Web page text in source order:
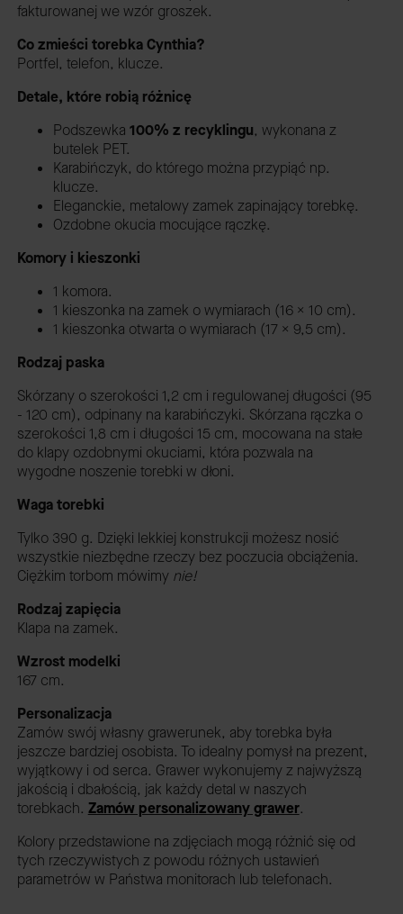
fakturowanej we wzór groszek.
Co zmieści torebka Cynthia?
Portfel, telefon, klucze.
Detale, które robią różnicę
Podszewka 100% z recyklingu, wykonana z
butelek PET.
Karabińczyk, do którego można przypiąć np.
klucze.
Eleganckie, metalowy zamek zapinający torebkę.
Ozdobne okucia mocujące rączkę.
Komory i kieszonki
1 komora.
1 kieszonka na zamek o wymiarach (16 x 10 cm).
1 kieszonka otwarta o wymiarach (17 x 9,5 cm).
Rodzaj paska
Skórzany o szerokości 1,2 cm i regulowanej długości (95
- 120 cm), odpinany na karabińczyki. Skórzana rączka o
szerokości 1,8 cm i długości 15 cm, mocowana na stałe
do klapy ozdobnymi okuciami, która pozwala na
wygodne noszenie torebki w dłoni.
Waga torebki
Tylko 390 g. Dzięki lekkiej konstrukcji możesz nosić
wszystkie niezbędne rzeczy bez poczucia obciążenia.
Ciężkim torbom mówimynie!
Rodzaj zapięcia
Klapa na zamek.
Wzrost modelki
167 cm.
Personalizacja
Zamów swój własny grawerunek, aby torebka była
jeszcze bardziej osobista. To idealny pomysł na prezent,
wyjątkowy i od serca. Grawer wykonujemy z najwyższą
jakością i dbałością, jak każdy detal w naszych
torebkach. Zamów personalizowany grawer.
Kolory przedstawione na zdjęciach mogą różnić się od
tych rzeczywistych z powodu różnych ustawień
parametrów w Państwa monitorach lub telefonach.